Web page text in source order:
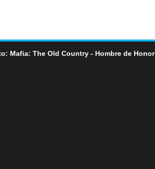
Mafia: The Old Country - Hombre de Honor